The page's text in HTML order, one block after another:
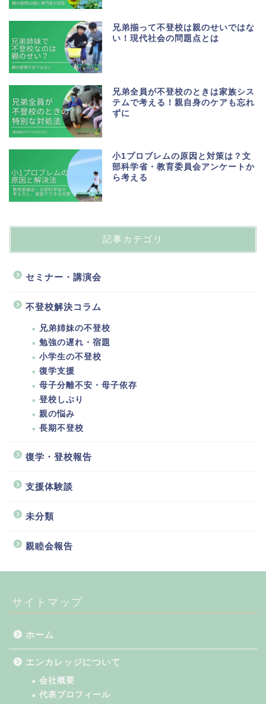
兄弟揃って不登校は親のせいではな
い！現代社会の問題点とは
兄弟全員が不登校のときは家族シス
テムで考える！親自身のケアも忘れ
ずに
小1プロブレムの原因と対策は？文
部科学省・教育委員会アンケートか
ら考える
記事カテゴリ
セミナー・講演会
不登校解決コラム
兄弟姉妹の不登校
勉強の遅れ・宿題
小学生の不登校
復学支援
母子分離不安・母子依存
登校しぶり
親の悩み
長期不登校
復学・登校報告
支援体験談
未分類
親睦会報告
サイトマップ
ホーム
エンカレッジについて
会社概要
代表プロフィール